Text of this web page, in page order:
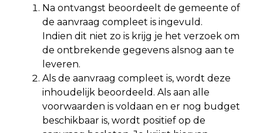
Na ontvangst beoordeelt de gemeente of
de aanvraag compleet is ingevuld.
Indien dit niet zo is krijg je het verzoek om
de ontbrekende gegevens alsnog aan te
leveren.
Als de aanvraag compleet is, wordt deze
inhoudelijk beoordeeld. Als aan alle
voorwaarden is voldaan en er nog budget
beschikbaar is, wordt positief op de